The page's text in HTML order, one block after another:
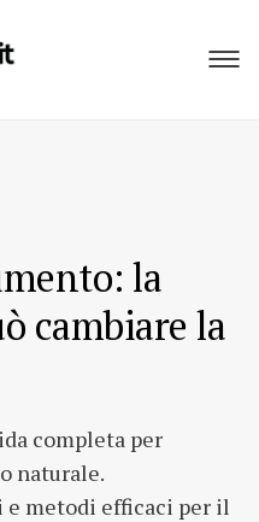
la
cambiare la
completa per
naturale.
metodi efficaci per il